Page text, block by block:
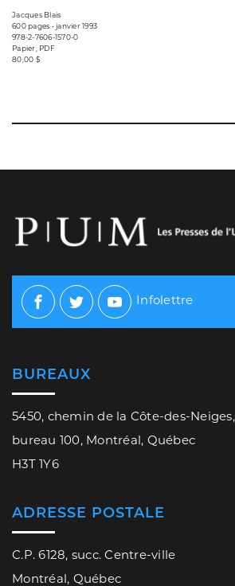
Jacques Blais
600 pages • janvier 1993
978-2-7606-1570-0
Papier, PDF
80,00 $
Facebook
TwitterYoutube
Infolettre
BUREAUX
5450, chemin de la Côte-des-Neiges,
bureau 100, Montréal, Québec
H3T 1Y6
ADRESSE POSTALE
C.P. 6128, succ. Centre-ville
Montréal, Québec